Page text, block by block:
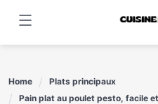
content
Home
Plats principaux
Pain plat au poulet pesto, facile